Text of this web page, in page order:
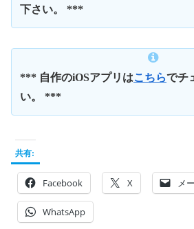
下さい。 ***
*** 自作のiOSアプリはこちらでチ
い。 ***
共有:
Facebook X メ
WhatsApp